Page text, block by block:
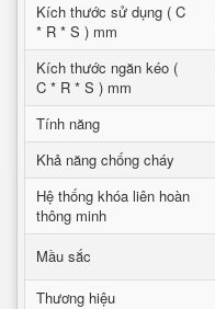
Kích thước sử dụng ( C
* R * S ) mm
Kích thước ngăn kéo (
C * R * S ) mm
Tính năng
Khả năng chống cháy
Hệ thống khóa liên hoàn
thông minh
Mầu sắc
Thương hiệu